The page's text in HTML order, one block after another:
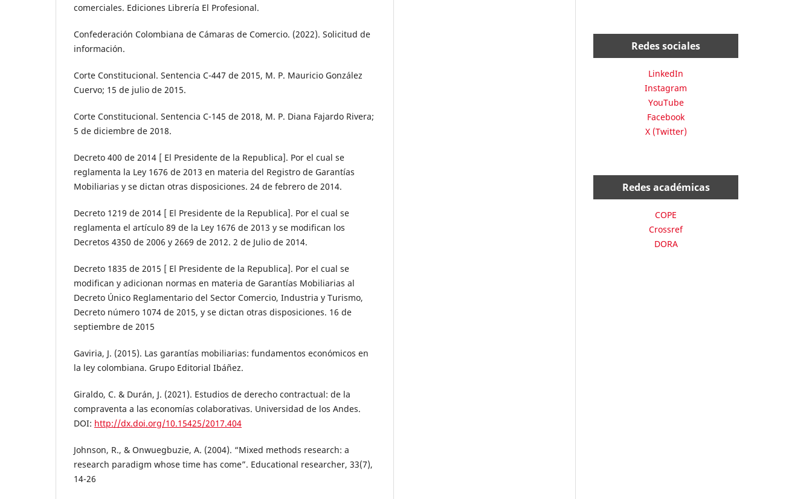
comerciales. Ediciones Librería El Profesional.
Confederación Colombiana de Cámaras de Comercio. (2022). Solicitud de
información.
Corte Constitucional. Sentencia C-447 de 2015, M. P. Mauricio González
Cuervo; 15 de julio de 2015.
Corte Constitucional. Sentencia C-145 de 2018, M. P. Diana Fajardo Rivera;
5 de diciembre de 2018.
Decreto 400 de 2014 [ El Presidente de la Republica]. Por el cual se
reglamenta la Ley 1676 de 2013 en materia del Registro de Garantías
Mobiliarias y se dictan otras disposiciones. 24 de febrero de 2014.
Decreto 1219 de 2014 [ El Presidente de la Republica]. Por el cual se
reglamenta el artículo 89 de la Ley 1676 de 2013 y se modifican los
Decretos 4350 de 2006 y 2669 de 2012. 2 de Julio de 2014.
Decreto 1835 de 2015 [ El Presidente de la Republica]. Por el cual se
modifican y adicionan normas en materia de Garantías Mobiliarias al
Decreto Único Reglamentario del Sector Comercio, Industria y Turismo,
Decreto número 1074 de 2015, y se dictan otras disposiciones. 16 de
septiembre de 2015
Gaviria, J. (2015). Las garantías mobiliarias: fundamentos económicos en
la ley colombiana. Grupo Editorial Ibáñez.
Giraldo, C. & Durán, J. (2021). Estudios de derecho contractual: de la
compraventa a las economías colaborativas. Universidad de los Andes.
DOI: http://dx.doi.org/10.15425/2017.404
Johnson, R., & Onwuegbuzie, A. (2004). “Mixed methods research: a
research paradigm whose time has come”. Educational researcher, 33(7),
14-26
Redes sociales
LinkedIn
Instagram
YouTube
Facebook
X (Twitter)
Redes académicas
COPE
Crossref
DORA